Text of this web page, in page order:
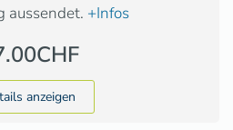
aussendet. +Infos
anzeigen